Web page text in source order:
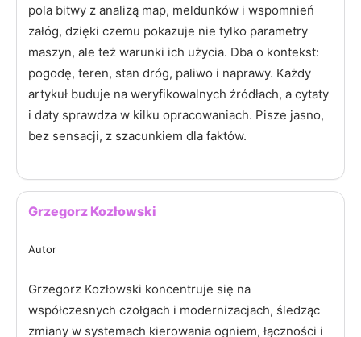
pola bitwy z analizą map, meldunków i wspomnień
załóg, dzięki czemu pokazuje nie tylko parametry
maszyn, ale też warunki ich użycia. Dba o kontekst:
pogodę, teren, stan dróg, paliwo i naprawy. Każdy
artykuł buduje na weryfikowalnych źródłach, a cytaty
i daty sprawdza w kilku opracowaniach. Pisze jasno,
bez sensacji, z szacunkiem dla faktów.
Grzegorz Kozłowski
Autor
Grzegorz Kozłowski koncentruje się na
współczesnych czołgach i modernizacjach, śledząc
zmiany w systemach kierowania ogniem, łączności i